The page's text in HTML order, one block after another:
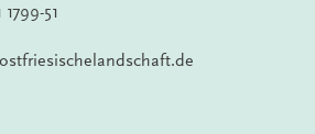
51